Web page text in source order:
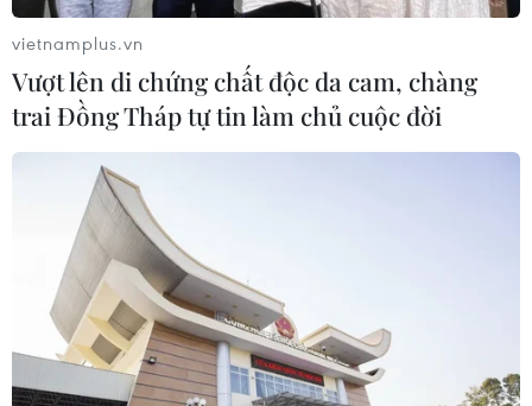
vietnamplus.vn
Vượt lên di chứng chất độc da cam, chàng
trai Đồng Tháp tự tin làm chủ cuộc đời